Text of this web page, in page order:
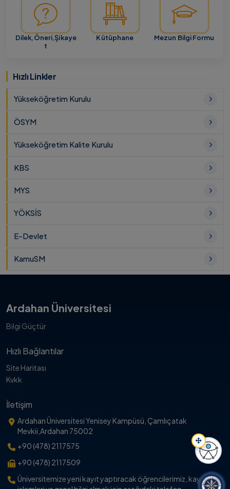
Dilek,Öneri,Şikaye
t
Kütüphane Mezun Bilgi Formu
Hızlı Linkler
Yükseköğretim Kurulu
ÖSYM
Yükseköğretim Kalite Kurulu
KBS
MYS
YÖKSİS
E-Devlet
KamuSM
Ardahan Üniversitesi
Bilgi Güçtür
Hızlı Bağlantılar
Site Haritası
Kvkk
İletişim
Ardahan Üniversitesi Yenisey Kampüsü, Çamlıçatak
Mevkii,Ardahan 75002
+90 (478) 2117575
+90 (478) 2117509
Üniversitemize yeni kayıt yaptıracak öğrencilerimiz, kayıt